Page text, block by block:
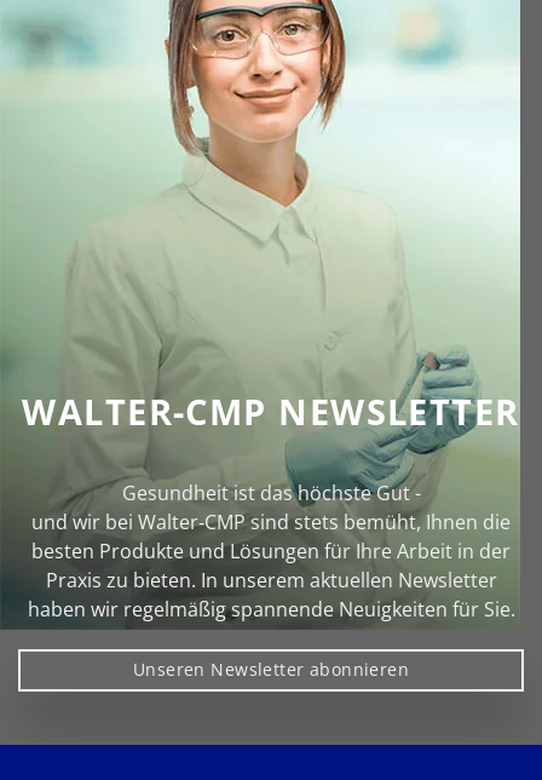
WALTER-CMP NEWSLETTER
Gesundheit ist das höchste Gut -
und wir bei Walter‑CMP sind stets bemüht, Ihnen die
besten Produkte und Lösungen für Ihre Arbeit in der
Praxis zu bieten. In unserem aktuellen Newsletter
haben wir regelmäßig spannende Neuigkeiten für Sie.
Unseren Newsletter abonnieren